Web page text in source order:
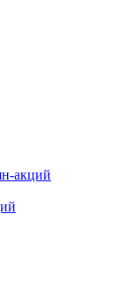
акций